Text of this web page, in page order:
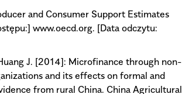
and Consumer Support Estimates
www.oecd.org. [Data odczytu:
J. [2014]: Microfinance through non-
and its effects on formal and
from rural China. China Agricultural